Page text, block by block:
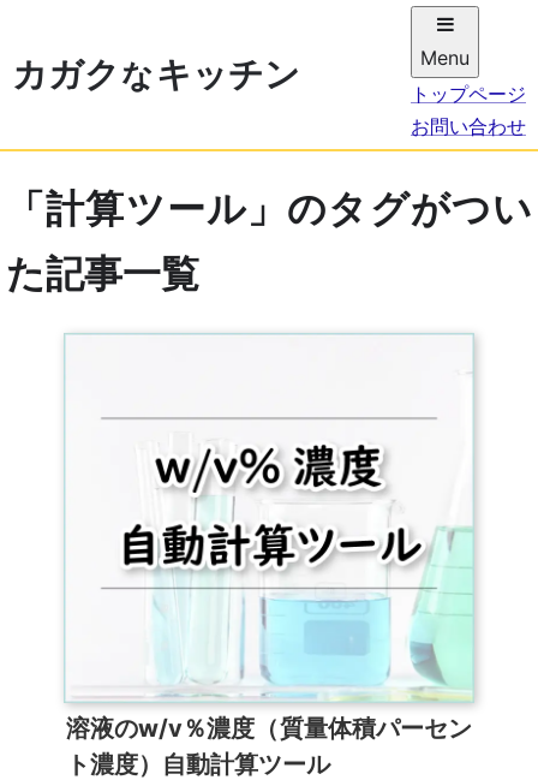
カガク な キッチン
Menu
トップページ
お問い合わせ
「計算ツール」のタグがつい
た記事一覧
溶液のw/v％濃度（質量体積パーセン
ト濃度）自動計算ツール